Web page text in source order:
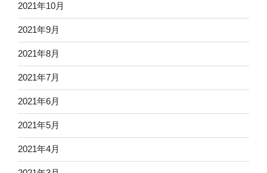
2021年10月
2021年9月
2021年8月
2021年7月
2021年6月
2021年5月
2021年4月